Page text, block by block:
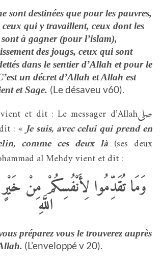
sont destinées que pour les pauvres,
ceux qui y travaillent, ceux dont les
à gagner (pour l’islam),
des jougs, ceux qui sont
dans le sentier d’Allah et pour le
un décret d’Allah et Allah est
et Sage. (Le désaveu v60).
et dit : Le messager d’Allahصلى
: «Je suis, avec celui qui prend en
comme ces deux là (ses deux
al Mehdy vient et dit :
وَمَا تُقَدِّمُوا لِأَنْفُسِكُمْ مِنْ
اللَّهِ
préparez vous le trouverez auprès
(L’enveloppé v 20).